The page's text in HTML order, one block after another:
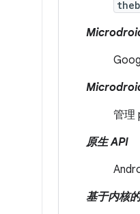
管理
原生 API
基于内核